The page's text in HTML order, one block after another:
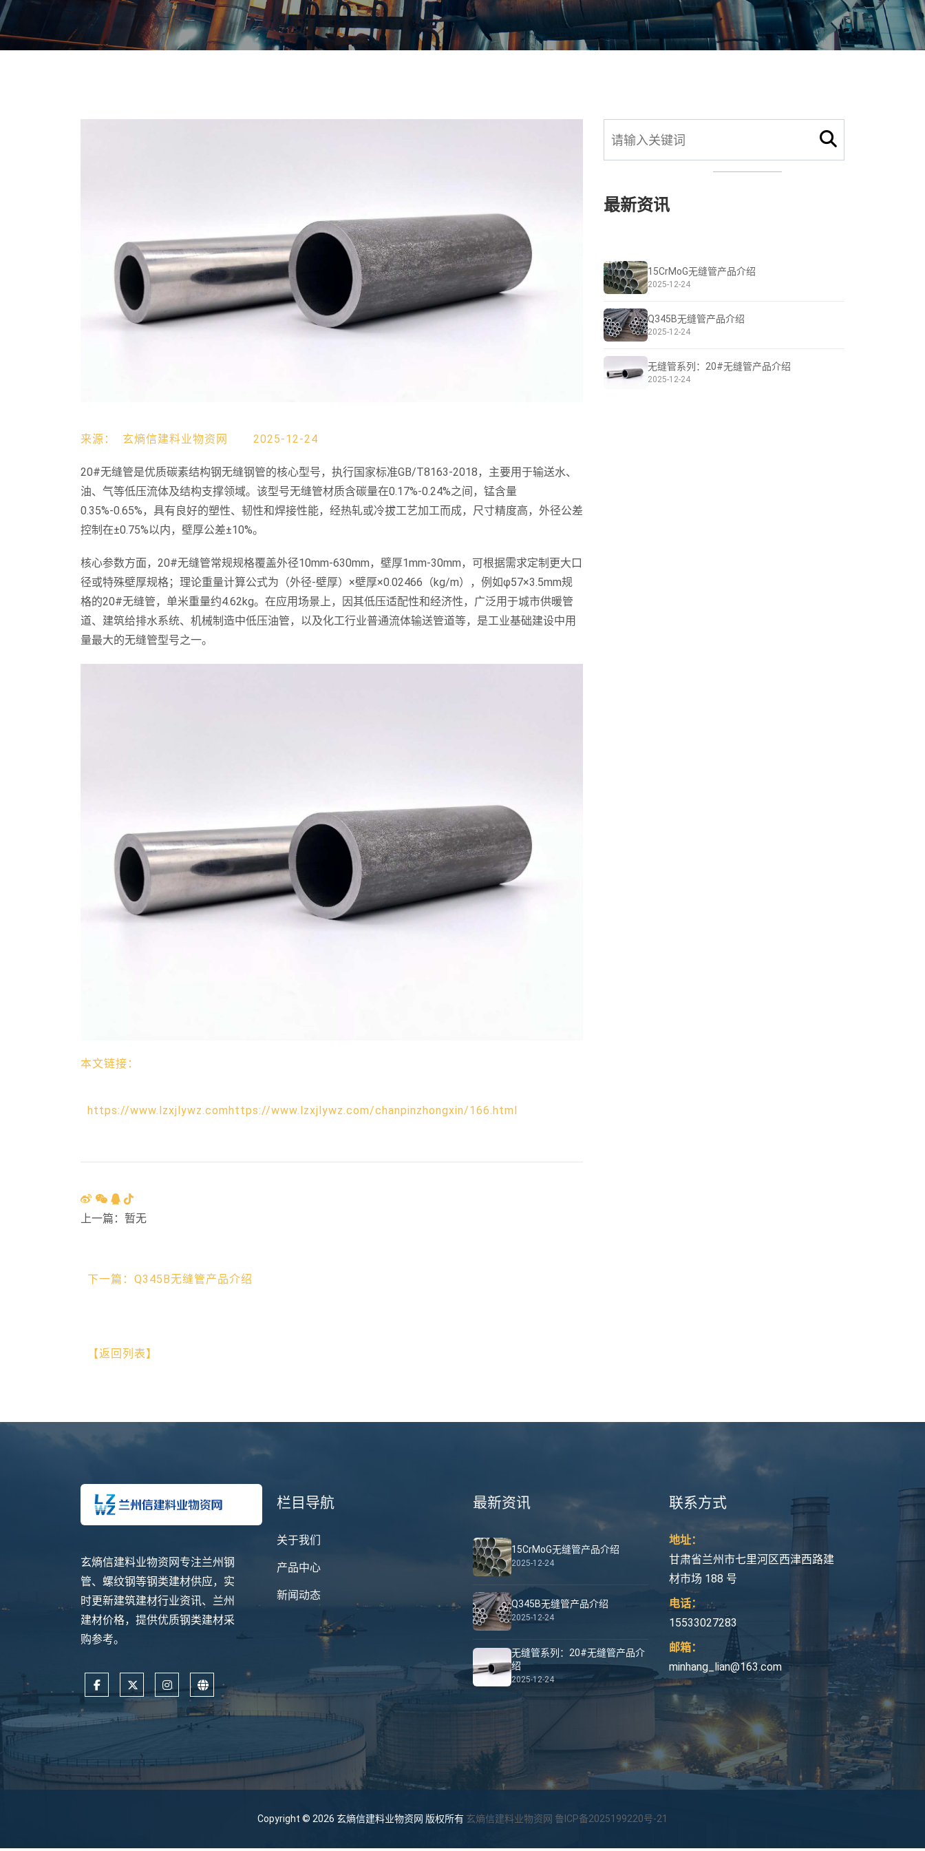
来源： 玄熵信建料业物资网 2025-12-24
20#无缝管是优质碳素结构钢无缝钢管的核心型号，执行国家标准GB/T8163-2018，主要用于输送水、
油、气等低压流体及结构支撑领域。该型号无缝管材质含碳量在0.17%-0.24%之间，锰含量
0.35%-0.65%，具有良好的塑性、韧性和焊接性能，经热轧或冷拔工艺加工而成，尺寸精度高，外径公差
控制在±0.75%以内，壁厚公差±10%。
核心参数方面，20#无缝管常规规格覆盖外径10mm-630mm，壁厚1mm-30mm，可根据需求定制更大口
径或特殊壁厚规格；理论重量计算公式为（外径-壁厚）×壁厚×0.02466（kg/m），例如φ57×3.5mm规
格的20#无缝管，单米重量约4.62kg。在应用场景上，因其低压适配性和经济性，广泛用于城市供暖管
道、建筑给排水系统、机械制造中低压油管，以及化工行业普通流体输送管道等，是工业基础建设中用
量最大的无缝管型号之一。
本文链接：
https://www.lzxjlywz.comhttps://www.lzxjlywz.com/chanpinzhongxin/166.html
上一篇：暂无
下一篇：Q345B无缝管产品介绍
【返回列表】
最新资讯
15CrMoG无缝管产品介绍
2025-12-24
Q345B无缝管产品介绍
2025-12-24
无缝管系列：20#无缝管产品介绍
2025-12-24
玄熵信建料业物资网专注兰州钢
管、螺纹钢等钢类建材供应，实
时更新建筑建材行业资讯、兰州
建材价格，提供优质钢类建材采
购参考。
栏目导航
关于我们
产品中心
新闻动态
最新资讯
15CrMoG无缝管产品介绍
2025-12-24
Q345B无缝管产品介绍
2025-12-24
无缝管系列：20#无缝管产品介
绍
2025-12-24
联系方式
地址：
甘肃省兰州市七里河区西津西路建
材市场 188 号
电话：
15533027283
邮箱：
minhang_lian@163.com
Copyright © 2026 玄熵信建料业物资网 版权所有 玄熵信建料业物资网 鲁ICP备2025199220号-21